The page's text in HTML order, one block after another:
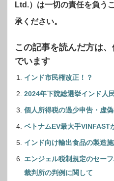
Ltd.）は一切の責任を負う
承ください。
この記事を読んだ方は
でいます
インド市民権改正！？
2024年下院総選挙インド人
個人所得税の過少申告・虚
ベトナムEV最大手VINFAST
インド向け輸出食品の製造
エンジェル税制規定のセー
裁判所の判例に関して